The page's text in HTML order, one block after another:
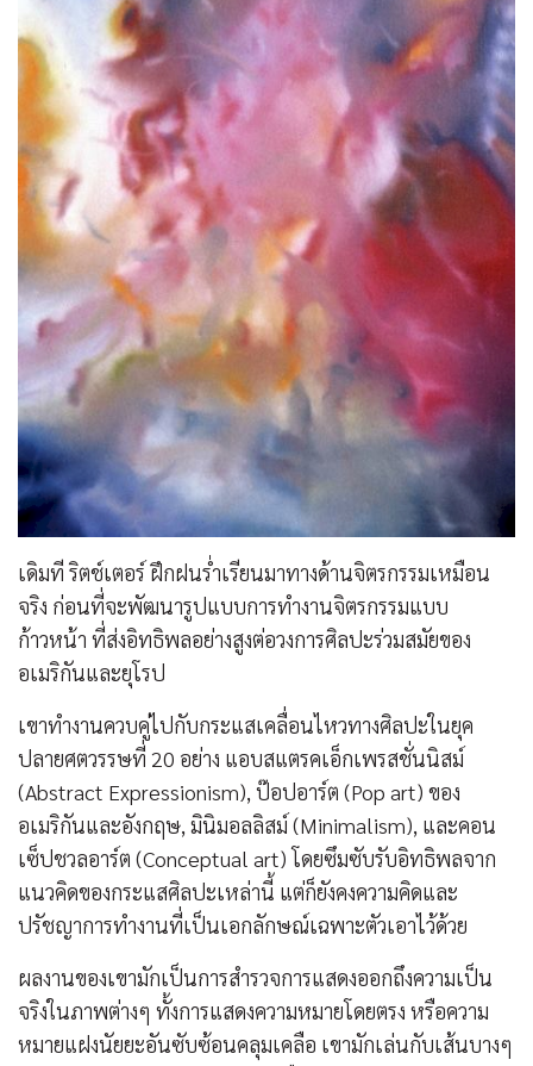
เดิมที ริตช์เตอร์ ฝึกฝนร่ำเรียนมาทางด้านจิตรกรรมเหมือน
จริง ก่อนที่จะพัฒนารูปแบบการทำงานจิตรกรรมแบบ
ก้าวหน้า ที่ส่งอิทธิพลอย่างสูงต่อวงการศิลปะร่วมสมัยของ
อเมริกันและยุโรป
เขาทำงานควบคู่ไปกับกระแสเคลื่อนไหวทางศิลปะในยุค
ปลายศตวรรษที่ 20 อย่าง แอบสแตรคเอ็กเพรสชั่นนิสม์
(Abstract Expressionism), ป๊อปอาร์ต (Pop art) ของ
อเมริกันและอังกฤษ, มินิมอลลิสม์ (Minimalism), และคอน
เซ็ปชวลอาร์ต (Conceptual art) โดยซึมซับรับอิทธิพลจาก
แนวคิดของกระแสศิลปะเหล่านี้ แต่ก็ยังคงความคิดและ
ปรัชญาการทำงานที่เป็นเอกลักษณ์เฉพาะตัวเอาไว้ด้วย
ผลงานของเขามักเป็นการสำรวจการแสดงออกถึงความเป็น
จริงในภาพต่างๆ ทั้งการแสดงความหมายโดยตรง หรือความ
หมายแฝงนัยยะอันซับซ้อนคลุมเคลือ เขามักเล่นกับเส้นบางๆ